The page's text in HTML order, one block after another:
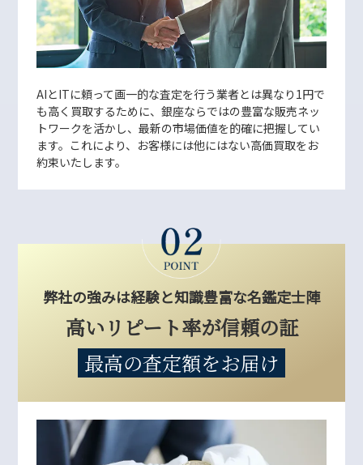
AIとITに頼って画一的な査定を行う業者とは異なり1円で
も高く買取するために、銀座ならではの豊富な販売ネッ
トワークを活かし、最新の市場価値を的確に把握してい
ます。これにより、お客様には他にはない高価買取をお
約束いたします。
弊社の強みは経験と知識豊富な名鑑定士陣
高いリピート率が信頼の証
最高の査定額をお届け